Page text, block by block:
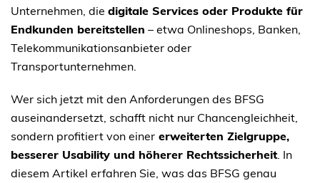
Unternehmen, die digitale Services oder Produkte für
Endkunden bereitstellen – etwa Onlineshops, Banken,
Telekommunikationsanbieter oder
Transportunternehmen.
Wer sich jetzt mit den Anforderungen des BFSG
auseinandersetzt, schafft nicht nur Chancengleichheit,
sondern profitiert von einer erweiterten Zielgruppe,
besserer Usability und höherer Rechtssicherheit . In
diesem Artikel erfahren Sie, was das BFSG genau